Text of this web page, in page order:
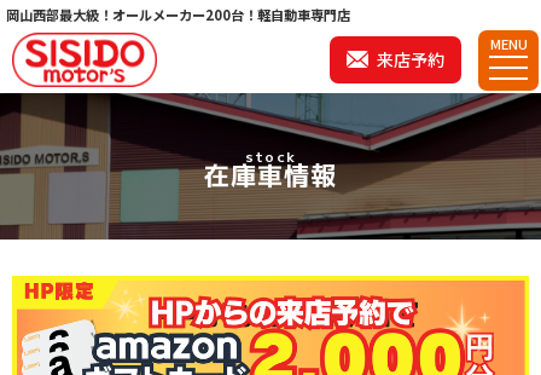
岡山西部最大級！オールメーカー200台！軽自動車専門店
来店予約
MENU
stock
在庫車情報